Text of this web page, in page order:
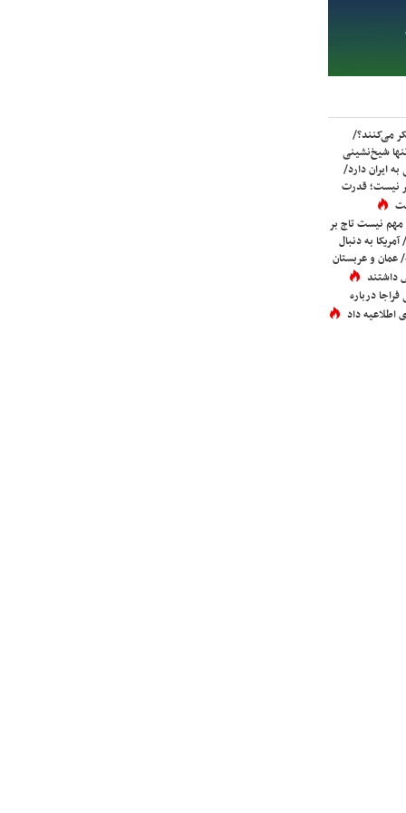
می‌کنند؟/
شیخ‌نشینی
ایران دارد/
نیست؛ قدرت
مهم نیست تاج بر
به دنبال
و عربستان
داشتند
درباره
اطلاعیه داد